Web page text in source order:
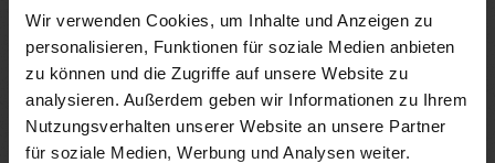
Wir verwenden Cookies, um Inhalte und Anzeigen zu
personalisieren, Funktionen für soziale Medien anbieten
zu können und die Zugriffe auf unsere Website zu
analysieren. Außerdem geben wir Informationen zu Ihrem
Nutzungsverhalten unserer Website an unsere Partner
für soziale Medien, Werbung und Analysen weiter.
FÜR BETRIEBE